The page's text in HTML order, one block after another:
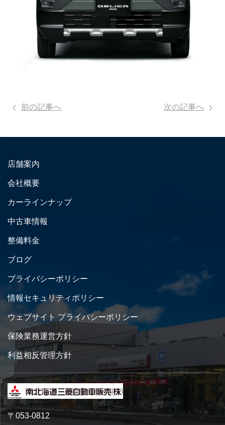
前の記事へ 次の記事へ
店舗案内
会社概要
カーラインナップ
中古車情報
整備料金
ブログ
プライバシーポリシー
情報セキュリティポリシー
ウェブサイト プライバシーポリシー
保険業務運営方針
利益相反管理方針
〒053-0812